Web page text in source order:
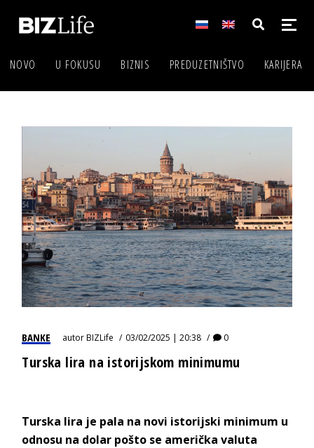
NOVO U FOKUSU BIZNIS PREDUZETNIŠTVO KARIJERA
BANKE autorBIZLife 03/02/2025 | 20:38 0
Turska lira na istorijskom minimumu
Turska lira je pala na novi istorijski minimum u
odnosu na dolar pošto se američka valuta